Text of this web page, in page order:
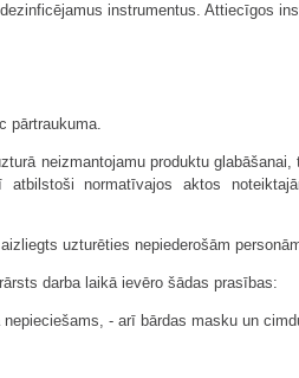
instrumentus. Attiecīgos
pārtraukuma.
neizmantojamu produktu
normatīvajos aktos
uzturēties nepiederošām
darba laikā ievēro šādas prasības:
- arī bārdas masku un